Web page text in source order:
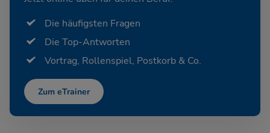
Die häufigsten Fragen
Die Top-Antworten
Vortrag, Rollenspiel, Postkorb & Co.
Zum eTrainer